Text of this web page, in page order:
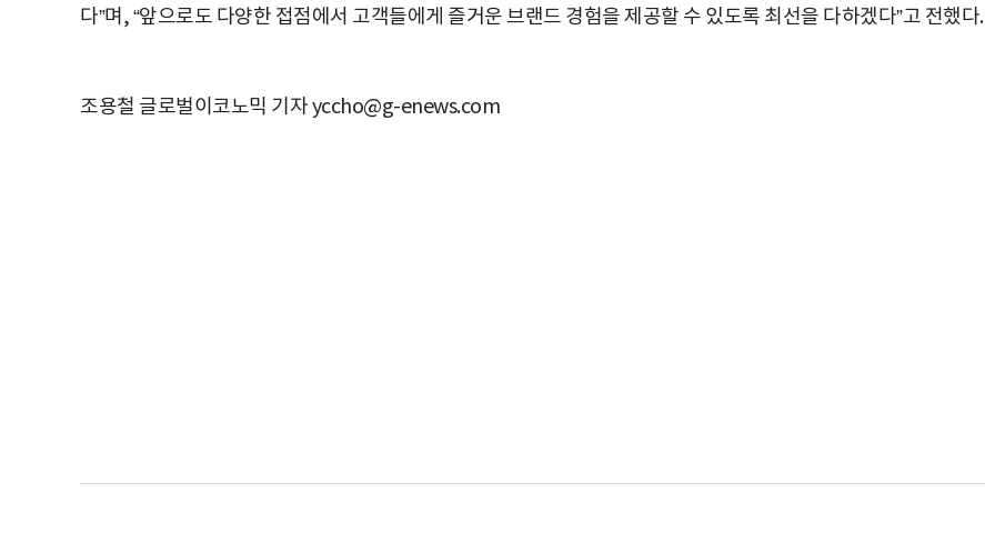
다”며, “앞으로도 다양한 접점에서 고객들에게 즐거운 브랜드 경험을 제공할 수 있도록 최선을 다하겠다”고 전했다.
조용철 글로벌이코노믹 기자 yccho@g-enews.com